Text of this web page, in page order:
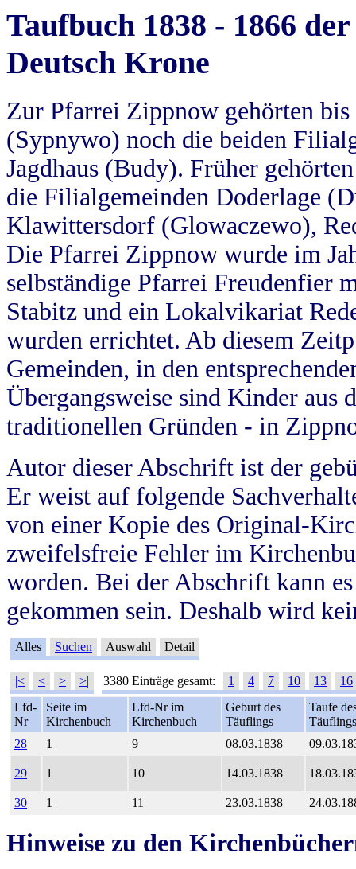
Taufbuch 1838 - 1866
Deutsch Krone
Zur Pfarrei Zippnow gehörten
(Sypnywo) noch die beiden
Jagdhaus (Budy). Früher
die Filialgemeinden Doderlage
Klawittersdorf (Glowaczewo),
Die Pfarrei Zippnow wurde im
selbständige Pfarrei Freudenfier
Stabitz und ein Lokalvikariat
wurden errichtet. Ab diesem
Gemeinden, in den
Übergangsweise sind Kinder aus
traditionellen Gründen - in
Autor dieser Abschrift ist der
Er weist auf folgende
von einer Kopie des Original-
zweifelsfreie Fehler im
worden. Bei der Abschrift kann
gekommen sein. Deshalb wird
Alles Suchen Auswahl Detail
|< < > >| 3380 Einträge gesamt: 1 4 7 10 13
16
Lfd-
Nr
Seite im
Kirchenbuch
Lfd-Nr im
Kirchenbuch
Geburt des
Täuflings
Taufe
Täuflings
28
1 9 08.03.1838
29 1 10 14.03.1838
30 1 11 23.03.1838
Hinweise zu den